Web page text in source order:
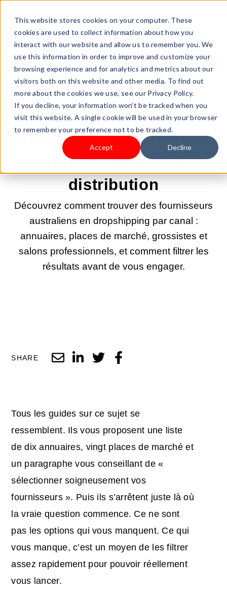
This website stores cookies on your computer. These
cookies are used to collect information about how you
interact with our website and allow us to remember you. We
use this information in order to improve and customize your
browsing experience and for analytics and metrics about our
visitors both on this website and other media. To find out
more about the cookies we use, see our Privacy Policy.
If you decline, your information won’t be tracked when you
visit this website. A single cookie will be used in your browser
to remember your preference not to be tracked.
Accept Decline
7 JUIL. 2026 09:00:01 |DROPSHIPPING
Comment trouver des
fournisseurs en
dropshipping en Australie
: filtrer par canal de
distribution
Découvrez comment trouver des fournisseurs
australiens en dropshipping par canal :
annuaires, places de marché, grossistes et
salons professionnels, et comment filtrer les
résultats avant de vous engager.
SHARE
Tous les guides sur ce sujet se
ressemblent. Ils vous proposent une liste
de dix annuaires, vingt places de marché et
un paragraphe vous conseillant de «
sélectionner soigneusement vos
fournisseurs ». Puis ils s’arrêtent juste là où
la vraie question commence. Ce ne sont
pas les options qui vous manquent. Ce qui
vous manque, c’est un moyen de les filtrer
assez rapidement pour pouvoir réellement
vous lancer.